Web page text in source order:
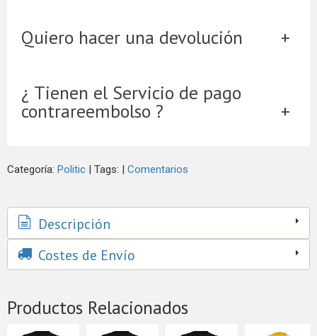
Quiero hacer una devolución
¿ Tienen el Servicio de pago
contrareembolso ?
Categoría: Politic Tags: Comentarios
Descripción
Costes de Envío
Productos Relacionados